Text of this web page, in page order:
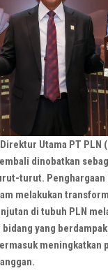
Utama PT PLN
dinobatkan
turut.
melakukan
di tubuh PLN
yang
meningkatkan